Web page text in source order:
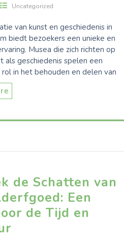
Uncategorized
van kunst en geschiedenis in
biedt bezoekers een unieke en
Musea die zich richten op
als geschiedenis spelen een
in het behouden en delen van
de Schatten van
Een
de Tijd en